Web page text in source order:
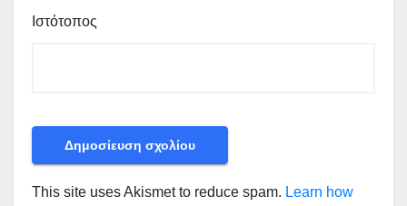
Ιστότοπος
This site uses Akismet to reduce spam. Learn how